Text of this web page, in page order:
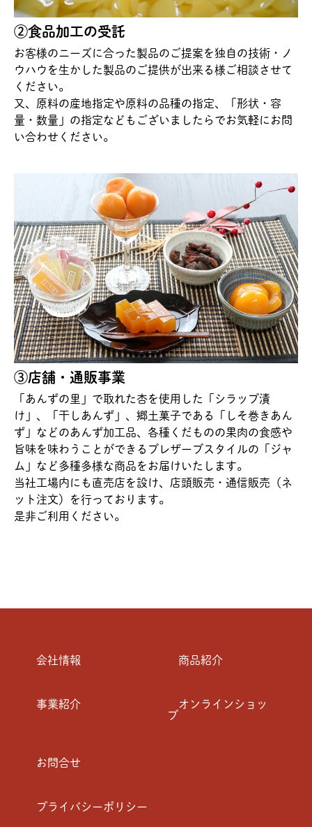
②食品加工の受託
お客様のニーズに合った製品のご提案を独自の技術・ノ
ウハウを生かした製品のご提供が出来る様ご相談させて
ください。
又、原料の産地指定や原料の品種の指定、「形状・容
量・数量」の指定などもございましたらでお気軽にお問
い合わせください。
③店舗・通販事業
「あんずの里」で取れた杏を使用した「シラップ漬
け」、「干しあんず」、郷土菓子である「しそ巻きあん
ず」などのあんず加工品、各種くだものの果肉の食感や
旨味を味わうことができるプレザーブスタイルの「ジャ
ム」など多種多様な商品をお届けいたします。
当社工場内にも直売店を設け、店頭販売・通信販売（ネ
ット注文）を行っております。
是非ご利用ください。
会社情報
事業紹介
商品紹介
オンラインショッ
プ
お問合せ
プライバシーポリシー